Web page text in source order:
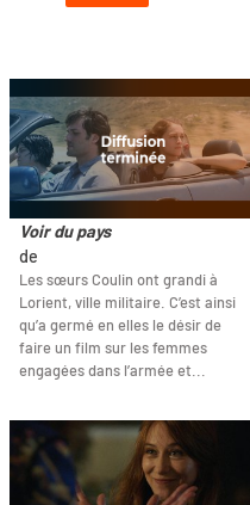
Voir du pays
de
Les sœurs Coulin ont grandi à
Lorient, ville militaire. C’est ainsi
qu’a germé en elles le désir de
faire un film sur les femmes
engagées dans l’armée et...